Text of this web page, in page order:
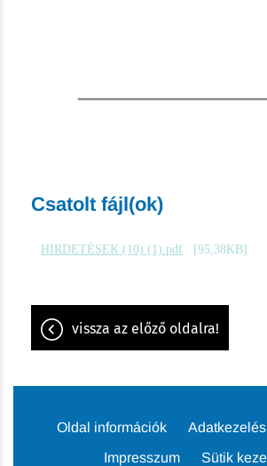
Csatolt fájl(ok)
HIRDETÉSEK (10) (1).pdf [95,38KB]
vissza az előző oldalra!
Oldal információk
Impresszum
Sütik